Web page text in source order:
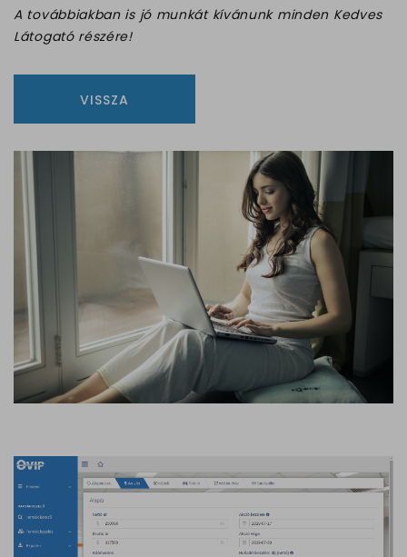
A továbbiakban is jó munkát kívánunk minden Kedves
Látogató részére!
VISSZA